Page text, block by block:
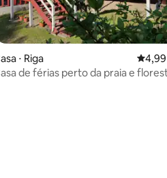
média de 5, 129 avaliações
⋅ Riga 4,99
de férias perto da praia e